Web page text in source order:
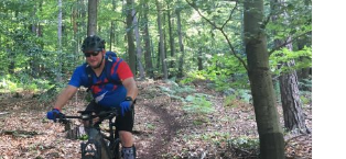
im Mümlingtal –
östlicher Odenwald